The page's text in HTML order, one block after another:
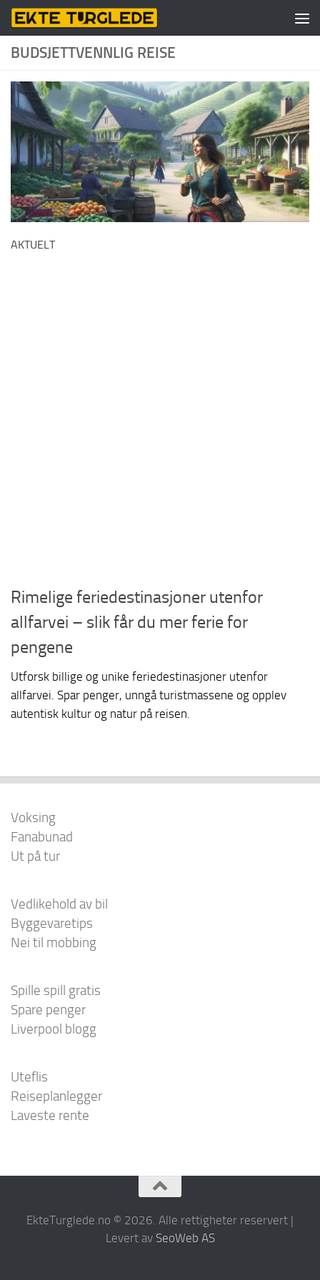
Skip to content
BUDSJETTVENNLIG REISE
AKTUELT
Rimelige feriedestinasjoner utenfor
allfarvei – slik får du mer ferie for
pengene
Utforsk billige og unike feriedestinasjoner utenfor
allfarvei. Spar penger, unngå turistmassene og opplev
autentisk kultur og natur på reisen.
Voksing
Fanabunad
Ut på tur
Vedlikehold av bil
Byggevaretips
Nei til mobbing
Spille spill gratis
Spare penger
Liverpool blogg
Uteflis
Reiseplanlegger
Laveste rente
EkteTurglede.no © 2026. Alle rettigheter reservert |
Levert av SeoWeb AS